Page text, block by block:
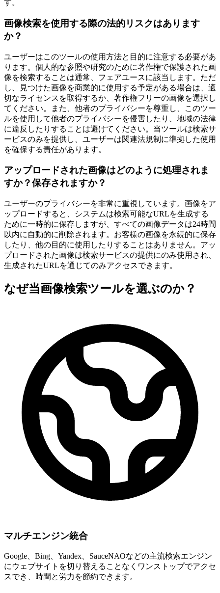
す。
画像検索を使用する際の法的リスクはあります
か？
ユーザーはこのツールの使用方法と目的に注意する必要があ
ります。個人的な参照や研究のために著作権で保護された画
像を検索することは通常、フェアユースに該当します。ただ
し、見つけた画像を商業的に使用する予定がある場合は、適
切なライセンスを取得するか、著作権フリーの画像を選択し
てください。また、他者のプライバシーを尊重し、このツー
ルを使用して他者のプライバシーを侵害したり、地域の法律
に違反したりすることは避けてください。当ツールは検索サ
ービスのみを提供し、ユーザーは関連法規制に準拠した使用
を確保する責任があります。
アップロードされた画像はどのように処理されま
すか？保存されますか？
ユーザーのプライバシーを非常に重視しています。画像をア
ップロードすると、システムは検索可能なURLを生成する
ために一時的に保存しますが、すべての画像データは24時間
以内に自動的に削除されます。お客様の画像を永続的に保存
したり、他の目的に使用したりすることはありません。アッ
プロードされた画像は検索サービスの提供にのみ使用され、
生成されたURLを通じてのみアクセスできます。
なぜ当画像検索ツールを選ぶのか？
マルチエンジン統合
Google、Bing、Yandex、SauceNAOなどの主流検索エンジン
にウェブサイトを切り替えることなくワンストップでアクセ
スでき、時間と労力を節約できます。